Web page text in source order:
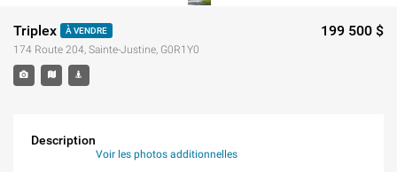
Triplex À VENDRE
174 Route 204, Sainte-Justine, G0R1Y0
199 500 $
Description
Voir les photos additionnelles